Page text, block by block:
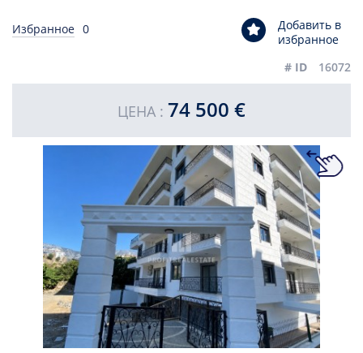
Избранное 0
Добавить в
избранное
# ID
16072
ЦЕНА : 74 500 €